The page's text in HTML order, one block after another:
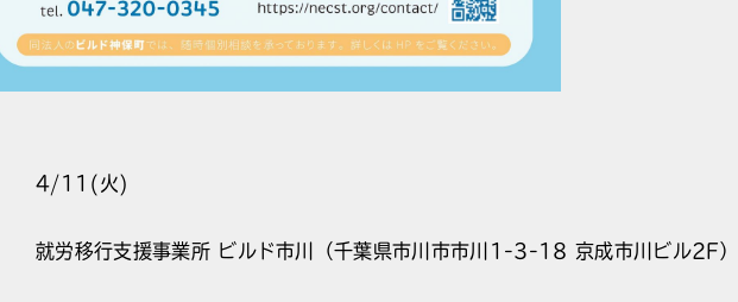
4/11(火)
就労移行支援事業所 ビルド市川（千葉県市川市市川1-3-18 京成市川ビル2F）